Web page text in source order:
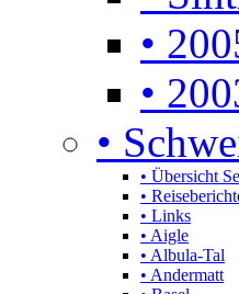
•
•
•
• Übersicht
•
• Links
• Aigle
• Albula-Tal
• Andermatt